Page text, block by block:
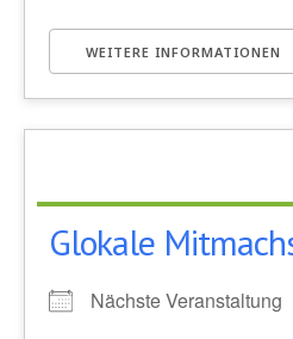
WEITERE INFORMATIONEN
Glokale
Nächste Veranstaltung